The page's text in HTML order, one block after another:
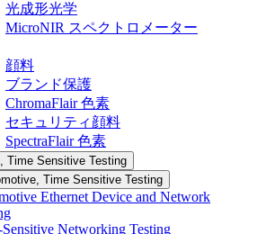
光成形光学
MicroNIR スペクトロメーター
顔料
ブランド保護
ChromaFlair 色素
セキュリティ顔料
SpectraFlair 色素
Time Sensitive Testing
Time Sensitive Testing
Ethernet Device and Network
Networking Testing